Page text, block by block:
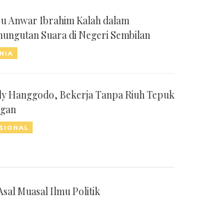
Anwar Ibrahim Kalah dalam
Suara di Negeri Sembilan
Hanggodo, Bekerja Tanpa Riuh Tepuk
Muasal Ilmu Politik